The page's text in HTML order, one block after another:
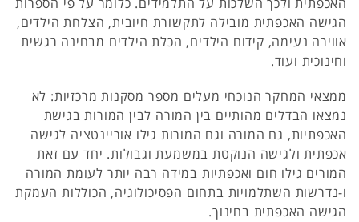
הגישה האכפתית מובילה לתקשורת חיובית, הצלחת הילדים,
אווירה נעימה, קידום הילדים, הכלת הילדים מבחינה רגשית
וחינוכית ועוד.
ממצאי המחקר הנוכחי מעלים מספר מסקנות מרכזיות: לא
נמצאו הבדלים מהותיים בין המורה לבין המורות בגישת
האכפתיות, גם המורה וגם המורות גילו אוריינטציה לגישה
אכפתית ולגישה הנוקטת במשמעת וגבולות. יחד עם זאת
המורים גילו חום ואכפתיות במידה רבה יותר לעומת המורה
ו-נדרשות השתלמויות בתחום הפסיכולוגיה, הכוללות העמקת
הגישה האכפתית בחינוך.